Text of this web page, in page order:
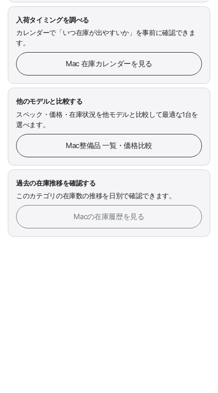
入荷タイミングを調べる
カレンダーで「いつ在庫が出やすいか」を事前に確認できま
す。
Mac 在庫カレンダーを見る
他のモデルと比較する
スペック・価格・在庫状況を他モデルと比較して最適な1台を
選べます。
Mac整備品 一覧・価格比較
過去の在庫推移を確認する
このカテゴリの在庫数の推移を日別で確認できます。
Macの在庫履歴を見る